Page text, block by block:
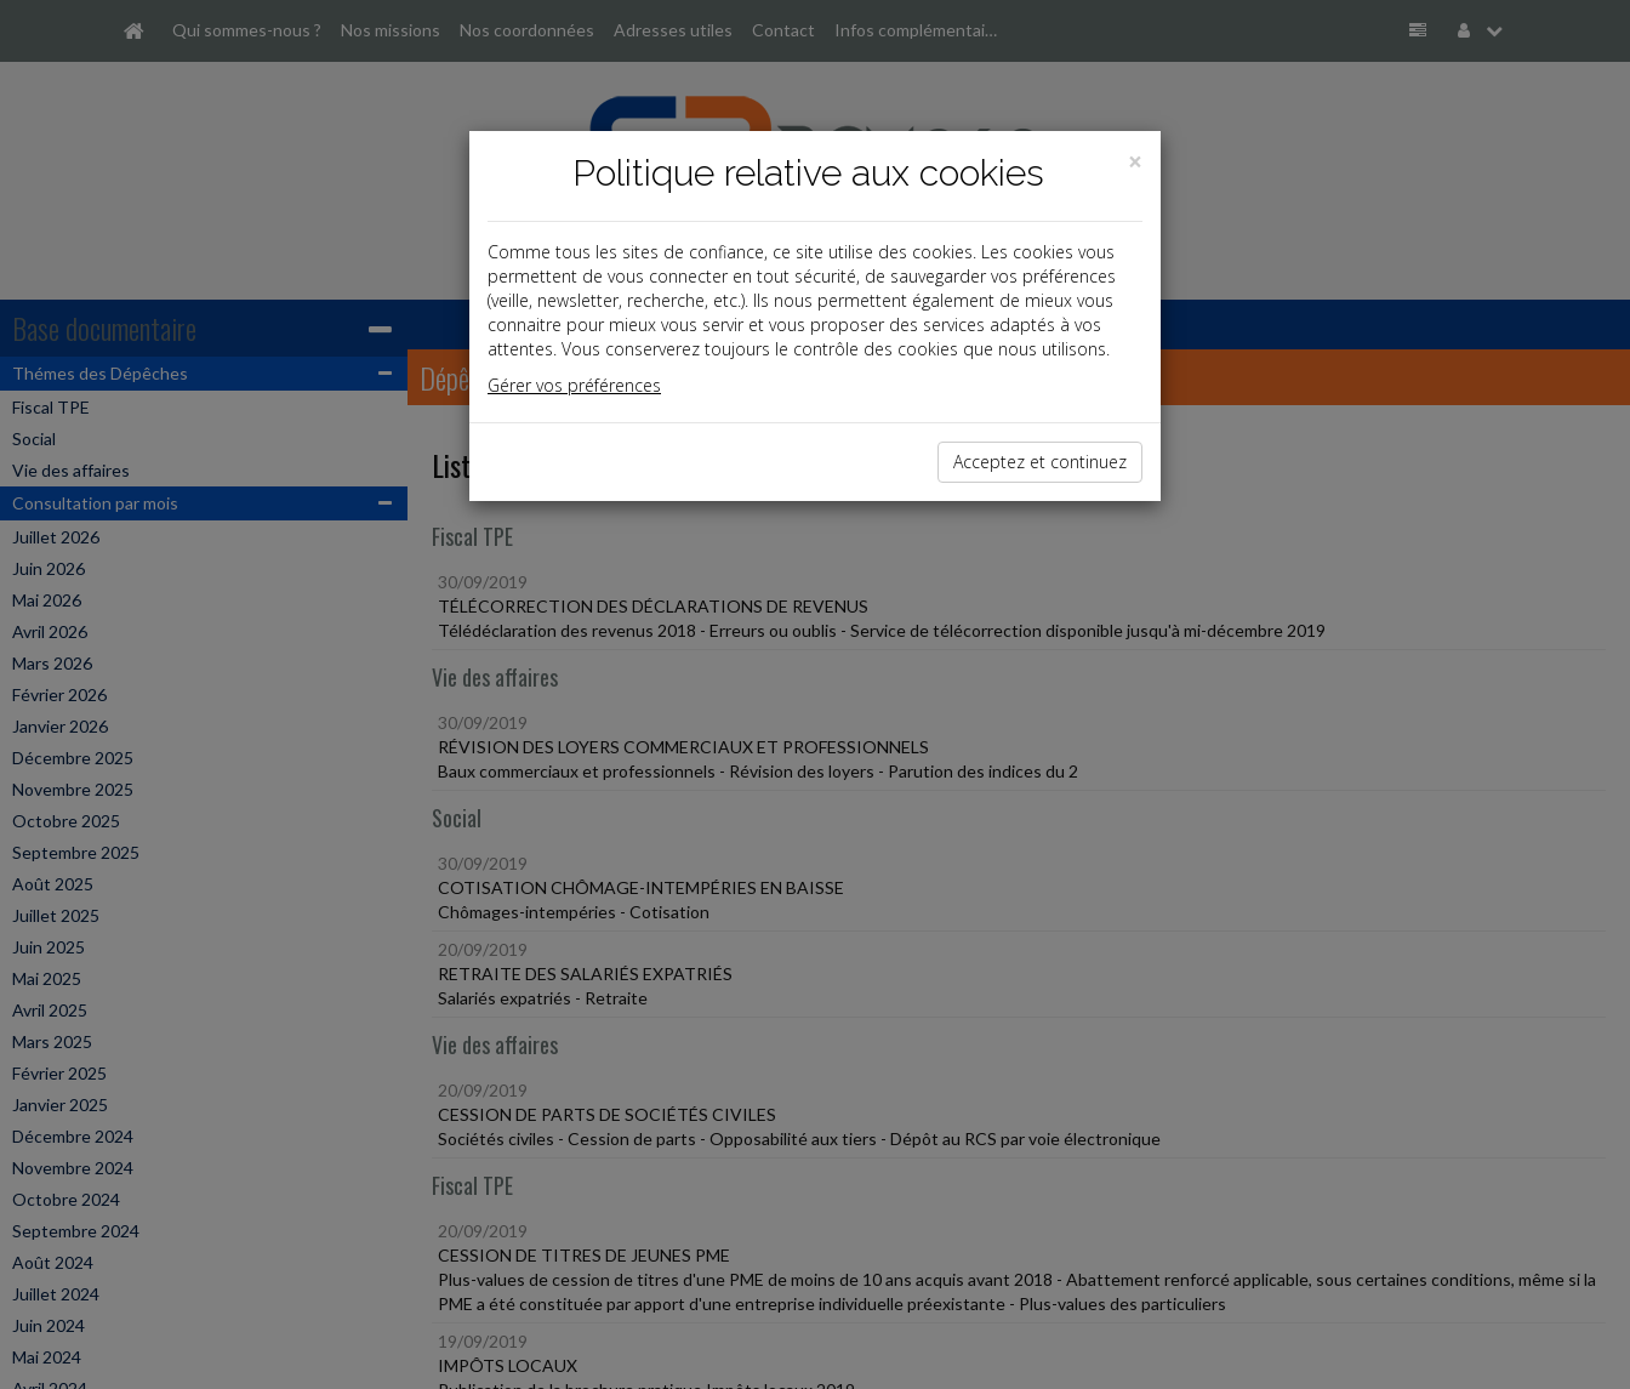
Qui sommes-nous ? Nos missions Nos coordonnées Adresses utiles Contact Infos complémentaires
Base documentaire
Thémes des Dépêches
Fiscal TPE
Social
Vie des affaires
Consultation par mois
Juillet 2026
Juin 2026
Mai 2026
Avril 2026
Mars 2026
Février 2026
Janvier 2026
Décembre 2025
Novembre 2025
Octobre 2025
Septembre 2025
Août 2025
Juillet 2025
Juin 2025
Mai 2025
Avril 2025
Mars 2025
Février 2025
Janvier 2025
Décembre 2024
Novembre 2024
Octobre 2024
Septembre 2024
Août 2024
Juillet 2024
Juin 2024
Mai 2024
Dépêches
Liste des dernières dépêches
Fiscal TPE
30/09/2019
TÉLÉCORRECTION DES DÉCLARATIONS DE REVENUS
Télédéclaration des revenus 2018 - Erreurs ou oublis - Service de télécorrection disponible jusqu'à mi-décembre 2019
Vie des affaires
30/09/2019
RÉVISION DES LOYERS COMMERCIAUX ET PROFESSIONNELS
Baux commerciaux et professionnels - Révision des loyers - Parution des indices du 2
Social
30/09/2019
COTISATION CHÔMAGE-INTEMPÉRIES EN BAISSE
Chômages-intempéries - Cotisation
20/09/2019
RETRAITE DES SALARIÉS EXPATRIÉS
Salariés expatriés - Retraite
Vie des affaires
20/09/2019
CESSION DE PARTS DE SOCIÉTÉS CIVILES
Sociétés civiles - Cession de parts - Opposabilité aux tiers - Dépôt au RCS par voie électronique
Fiscal TPE
20/09/2019
CESSION DE TITRES DE JEUNES PME
Plus-values de cession de titres d'une PME de moins de 10 ans acquis avant 2018 - Abattement renforcé applicable, sous certaines conditions, même si la
PME a été constituée par apport d'une entreprise individuelle préexistante - Plus-values des particuliers
19/09/2019
IMPÔTS LOCAUX
×
Politique relative aux cookies
Comme tous les sites de confiance, ce site utilise des cookies. Les cookies vous
permettent de vous connecter en tout sécurité, de sauvegarder vos préférences
(veille, newsletter, recherche, etc.). Ils nous permettent également de mieux vous
connaitre pour mieux vous servir et vous proposer des services adaptés à vos
attentes. Vous conserverez toujours le contrôle des cookies que nous utilisons.
Gérer vos préférences
Acceptez et continuez